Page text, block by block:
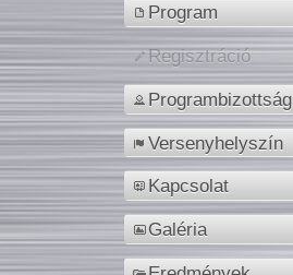
Program
Regisztráció
Programbizottság
Versenyhelyszín
Kapcsolat
Galéria